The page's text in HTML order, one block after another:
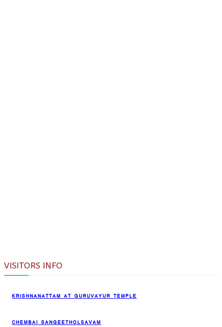
VISITORS INFO
KRISHNANATTAM AT GURUVAYUR TEMPLE
CHEMBAI SANGEETHOLSAVAM